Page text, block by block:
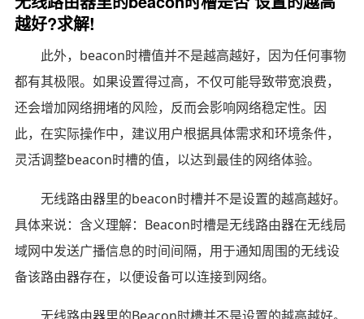
越好?求解!
此外，beacon时槽值并不是越高越好，因为任何事物
都有其极限。如果设置得过高，不仅可能导致带宽浪费，
还会增加网络拥堵的风险，反而会影响网络稳定性。因
此，在实际操作中，建议用户根据具体需求和环境条件，
灵活调整beacon时槽的值，以达到最佳的网络体验。
无线路由器里的beacon时槽并不是设置的越高越好。
具体来说：含义理解：Beacon时槽是无线路由器在无线局
域网中发送广播信息的时间间隔，用于通知周围的无线设
备该路由器存在，以便设备可以连接到网络。